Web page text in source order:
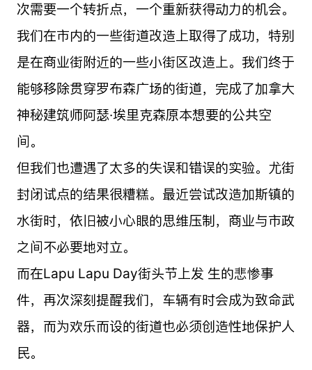
次需要一个转折点，一个重新获得动力的机会。
我们在市内的一些街道改造上取得了成功，特别
是在商业街附近的一些小街区改造上。我们终于
能够移除贯穿罗布森广场的街道，完成了加拿大
神秘建筑师阿瑟·埃里克森原本想要的公共空
间。
但我们也遭遇了太多的失误和错误的实验。尤街
封闭试点的结果很糟糕。最近尝试改造加斯镇的
水街时，依旧被小心眼的思维压制，商业与市政
之间不必要地对立。
而在Lapu Lapu Day街头节上发 生的悲惨事
件，再次深刻提醒我们，车辆有时会成为致命武
器，而为欢乐而设的街道也必须创造性地保护人
民。